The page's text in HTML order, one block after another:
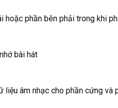
hoặc phần bên phải trong khi
bài hát
âm nhạc cho phần cứng và